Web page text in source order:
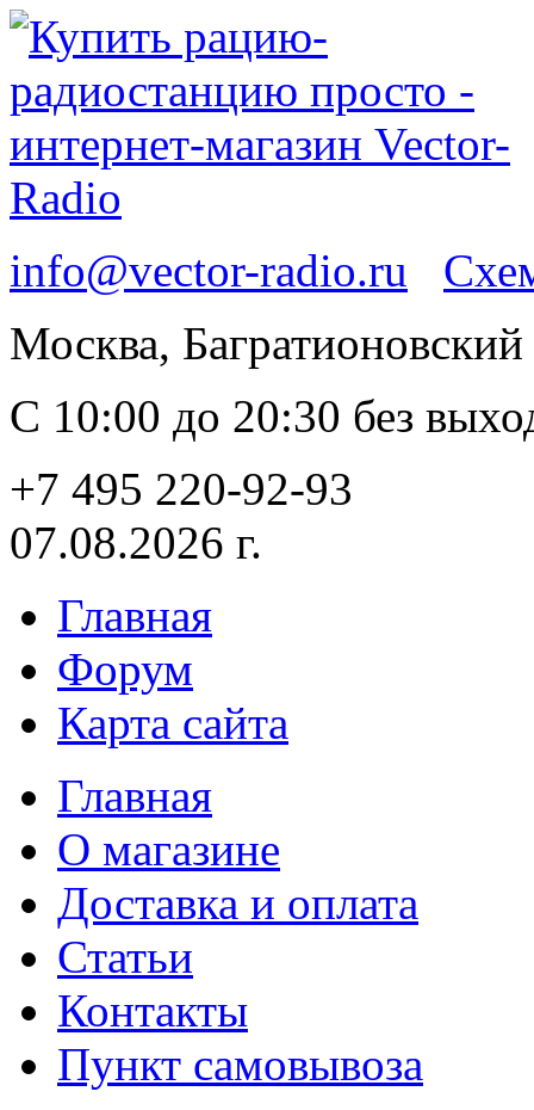
info@vector-radio.ru
Москва,
С 10:00 до 20:30 без
+7 495 220-92-93
07.08.2026 г.
Главная
Форум
Карта сайта
Главная
О магазине
Доставка и оплата
Статьи
Контакты
Пункт самовывоза